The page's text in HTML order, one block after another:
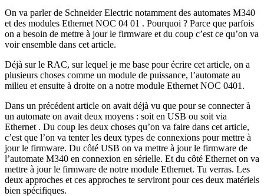
On va parler de Schneider Electric notamment des automates M340
et des modules Ethernet NOC 04 01 . Pourquoi ? Parce que parfois
on a besoin de mettre à jour le firmware et du coup c’est ce qu’on va
voir ensemble dans cet article.
Déjà sur le RAC, sur lequel je me base pour écrire cet article, on a
plusieurs choses comme un module de puissance, l’automate au
milieu et ensuite à droite on a notre module Ethernet NOC 0401.
Dans un précédent article on avait déjà vu que pour se connecter à
un automate on avait deux moyens : soit en USB ou soit via
Ethernet . Du coup les deux choses qu’on va faire dans cet article,
c’est que l’on va tenter les deux types de connexions pour mettre à
jour le firmware. Du côté USB on va mettre à jour le firmware de
l’automate M340 en connexion en sérielle. Et du côté Ethernet on va
mettre à jour le firmware de notre module Ethernet. Tu verras. Les
deux approches et ces approches te serviront pour ces deux matériels
bien spécifiques.